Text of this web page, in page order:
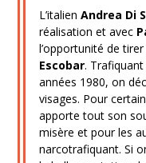
L’italien Andrea Di
réalisation et avec
l’opportunité de
Escobar. Trafiquant
années 1980, on
visages. Pour
apporte tout son
misère et pour les
narcotrafiquant. Si